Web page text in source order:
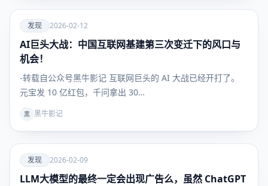
爱
发现
发现 2026-02-12
AI巨头大战：中国互联网基建第三次变迁下的风口与
机会！
-转载自公众号黑牛影记 互联网巨头的 AI 大战已经开打了。
元宝发 10 亿红包，千问拿出 30…
黑 黑牛影记
爱
发现
发现 2026-02-09
LLM大模型的最终一定会出现广告么，虽然 ChatGPT